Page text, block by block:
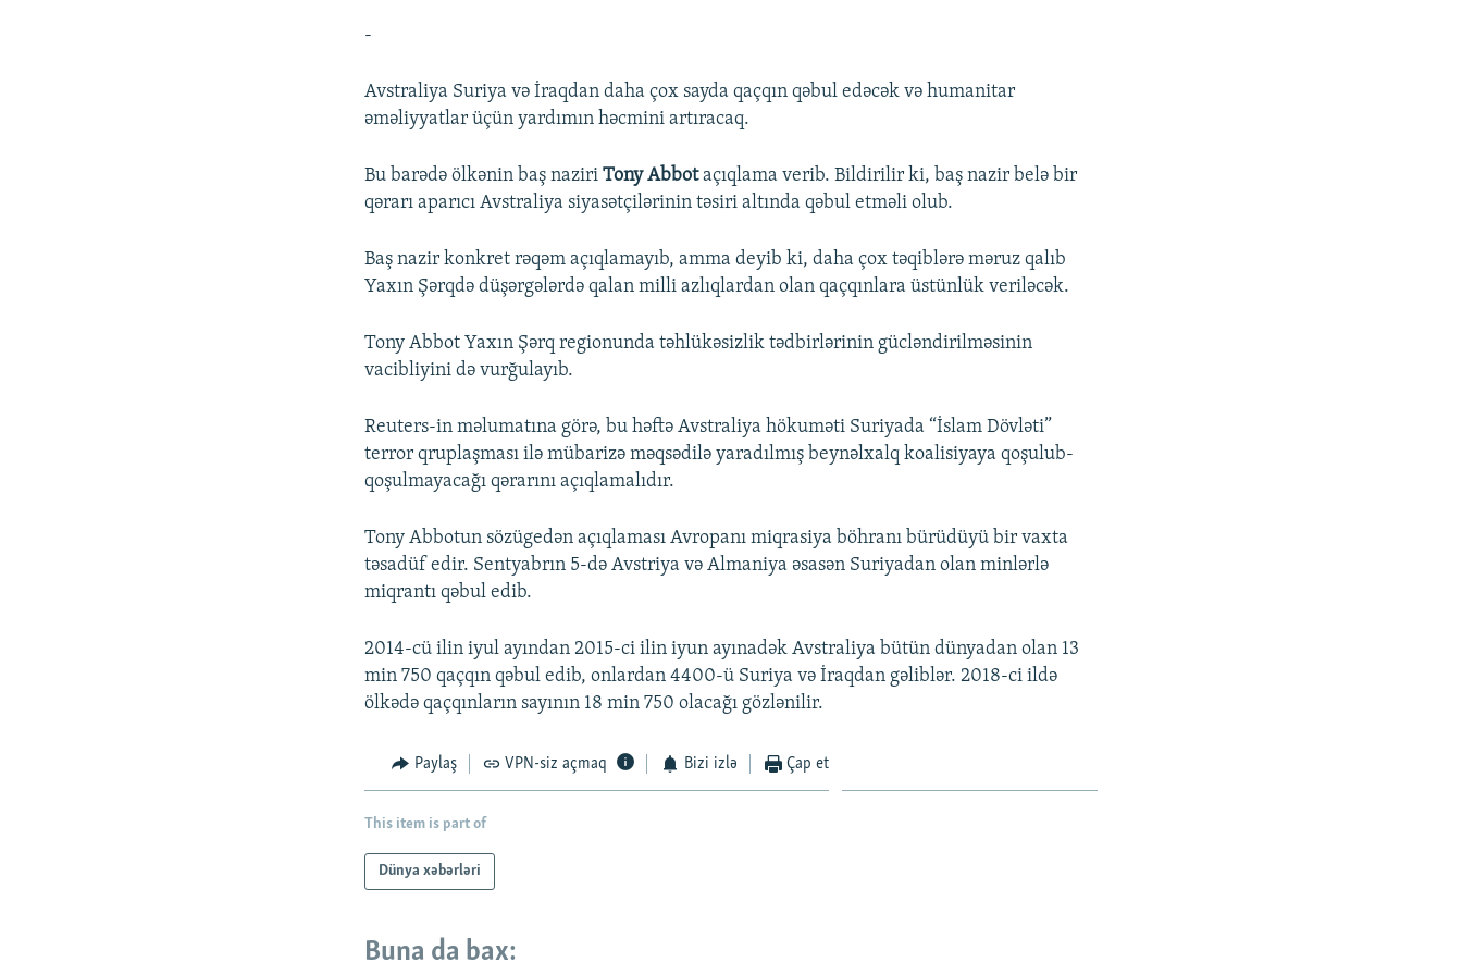
-
Avstraliya Suriya və İraqdan daha çox sayda qaçqın qəbul edəcək və humanitar
əməliyyatlar üçün yardımın həcmini artıracaq.
Bu barədə ölkənin baş naziriTony Abbotaçıqlama verib. Bildirilir ki, baş nazir belə bir
qərarı aparıcı Avstraliya siyasətçilərinin təsiri altında qəbul etməli olub.
Baş nazir konkret rəqəm açıqlamayıb, amma deyib ki, daha çox təqiblərə məruz qalıb
Yaxın Şərqdə düşərgələrdə qalan milli azlıqlardan olan qaçqınlara üstünlük veriləcək.
Tony Abbot Yaxın Şərq regionunda təhlükəsizlik tədbirlərinin gücləndirilməsinin
vacibliyini də vurğulayıb.
Reuters-in məlumatına görə, bu həftə Avstraliya hökuməti Suriyada “İslam Dövləti”
terror qruplaşması ilə mübarizə məqsədilə yaradılmış beynəlxalq koalisiyaya qoşulub-
qoşulmayacağı qərarını açıqlamalıdır.
Tony Abbotun sözügedən açıqlaması Avropanı miqrasiya böhranı bürüdüyü bir vaxta
təsadüf edir. Sentyabrın 5-də Avstriya və Almaniya əsasən Suriyadan olan minlərlə
miqrantı qəbul edib.
2014-cü ilin iyul ayından 2015-ci ilin iyun ayınadək Avstraliya bütün dünyadan olan 13
min 750 qaçqın qəbul edib, onlardan 4400-ü Suriya və İraqdan gəliblər. 2018-ci ildə
ölkədə qaçqınların sayının 18 min 750 olacağı gözlənilir.
Paylaş VPN-siz açmaq Bizi izlə Çap et
This item is part of
Dünya xəbərləri
Buna da bax: